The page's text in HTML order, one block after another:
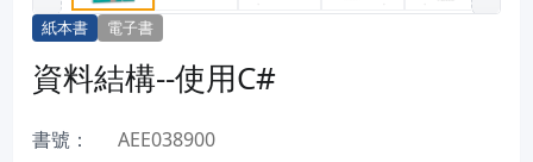
紙本書 電子書
資料結構--使用C#
書號：
AEE038900